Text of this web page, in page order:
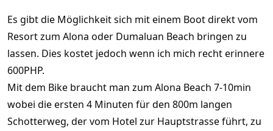
Es gibt die Möglichkeit sich mit einem Boot direkt vom
Resort zum Alona oder Dumaluan Beach bringen zu
lassen. Dies kostet jedoch wenn ich mich recht erinnere
600PHP.
Mit dem Bike braucht man zum Alona Beach 7-10min
wobei die ersten 4 Minuten für den 800m langen
Schotterweg, der vom Hotel zur Hauptstrasse führt, zu